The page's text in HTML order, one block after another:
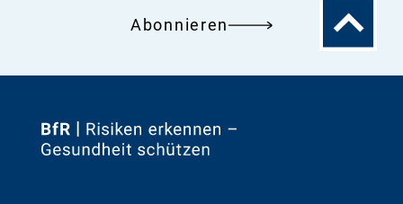
Abonnieren
Zum
Zur